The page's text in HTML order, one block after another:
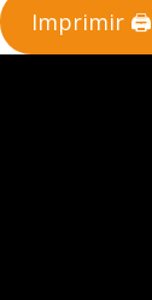
Imprimir 🖨